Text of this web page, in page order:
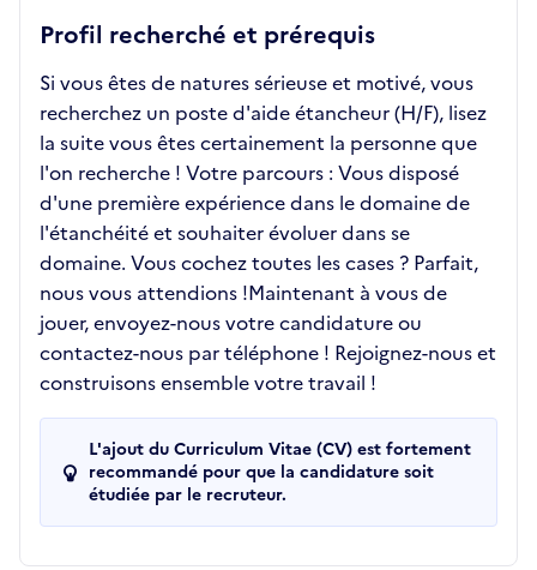
Profil recherché et prérequis
Si vous êtes de natures sérieuse et motivé, vous
recherchez un poste d'aide étancheur (H/F), lisez
la suite vous êtes certainement la personne que
l'on recherche ! Votre parcours : Vous disposé
d'une première expérience dans le domaine de
l'étanchéité et souhaiter évoluer dans se
domaine. Vous cochez toutes les cases ? Parfait,
nous vous attendions !Maintenant à vous de
jouer, envoyez-nous votre candidature ou
contactez-nous par téléphone ! Rejoignez-nous et
construisons ensemble votre travail !
L'ajout du Curriculum Vitae (CV) est fortement
recommandé pour que la candidature soit
étudiée par le recruteur.